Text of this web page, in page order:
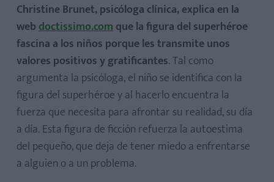
Christine Brunet, psicóloga clínica, explica en la
webdoctissimo.comque la figura del superhéroe
fascina a los niños porque les transmite unos
valores positivos y gratificantes. Tal como
argumenta la psicóloga, el niño se identifica con la
figura del superhéroe y al hacerlo encuentra la
fuerza que necesita para afrontar su realidad, su día
a día. Esta figura de ficción refuerza la autoestima
del pequeño, que deja de tener miedo a enfrentarse
a alguien o a un problema.